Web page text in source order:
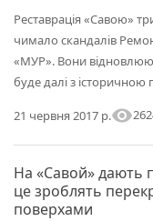
Реставрація «Савою»
чимало скандалів
«МУР». Вони
буде далі з історичною
21 червня 2017 р.visibility
На «Савой» дають
це зроблять
поверхами